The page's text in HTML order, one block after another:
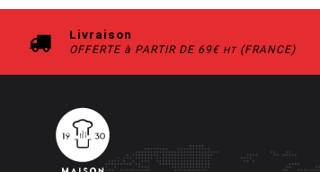
Livraison
OFFERTE à PARTIR DE 69€ HT(FRANCE)